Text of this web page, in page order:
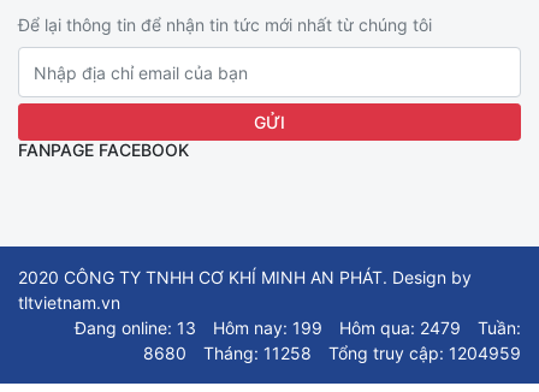
Để lại thông tin để nhận tin tức mới nhất từ chúng tôi
FANPAGE FACEBOOK
2020 CÔNG TY TNHH CƠ KHÍ MINH AN PHÁT. Design by
tltvietnam.vn
Đang online: 13
Hôm nay: 199 Hôm qua: 2479
Tuần:
8680
Tháng: 11258 Tổng truy cập: 1204959